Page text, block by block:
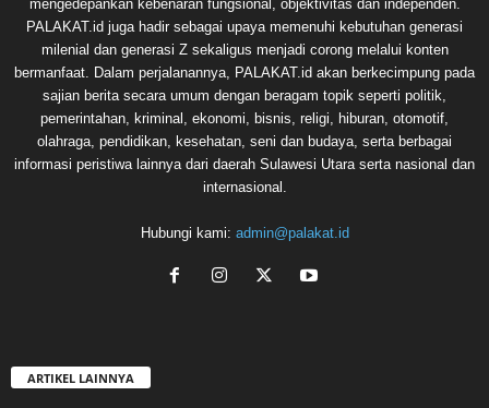
mengedepankan kebenaran fungsional, objektivitas dan independen.
PALAKAT.id juga hadir sebagai upaya memenuhi kebutuhan generasi
milenial dan generasi Z sekaligus menjadi corong melalui konten
bermanfaat. Dalam perjalanannya, PALAKAT.id akan berkecimpung pada
sajian berita secara umum dengan beragam topik seperti politik,
pemerintahan, kriminal, ekonomi, bisnis, religi, hiburan, otomotif,
olahraga, pendidikan, kesehatan, seni dan budaya, serta berbagai
informasi peristiwa lainnya dari daerah Sulawesi Utara serta nasional dan
internasional.
Hubungi kami: admin@palakat.id
ARTIKEL LAINNYA